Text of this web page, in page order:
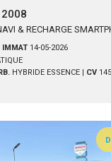
2008
& RECHARGE
IMMAT 14-05-2026
HYBRIDE ESSENCE| CV 145